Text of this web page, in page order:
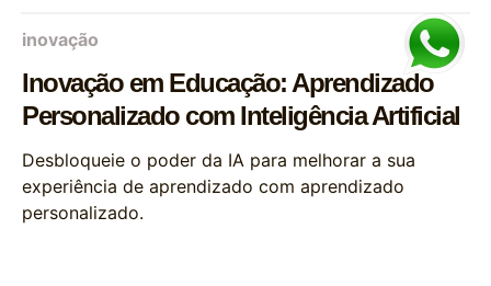
inovação
Inovação em Educação: Aprendizado
Personalizado com Inteligência Artificial
Desbloqueie o poder da IA para melhorar a sua
experiência de aprendizado com aprendizado
personalizado.